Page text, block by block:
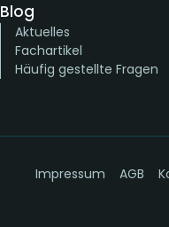
Blog
Aktuelles
Fachartikel
Häufig gestellte Fragen
Impressum AGB